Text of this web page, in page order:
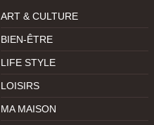
ART & CULTURE
BIEN-ÊTRE
LIFE STYLE
LOISIRS
MA MAISON